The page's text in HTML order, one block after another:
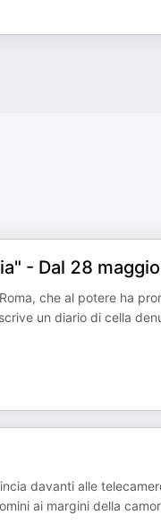
- Dal 28 maggio
che al potere ha
un diario di cella
davanti alle
ai margini della